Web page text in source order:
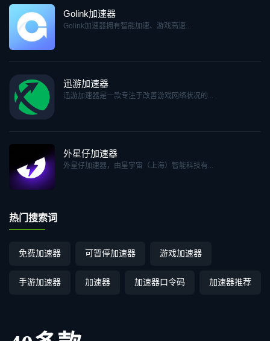
Golink加速器
Golink加速器拥有智能加速、游戏高速...
迅游加速器
迅游加速器是一款专注于改善游戏网络状况的...
外星仔加速器
外星仔加速器，由星宇宙（上海）智能科技有...
热门搜索词
免费加速器 可暂停加速器 游戏加速器
手游加速器 加速器 加速器口令码 加速器推荐